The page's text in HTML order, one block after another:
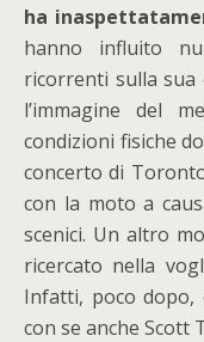
ha
hanno influito
ricorrenti sulla sua
l’immagine del
condizioni fisiche
concerto di
con la moto a
scenici. Un altro
ricercato nella
Infatti, poco
con se anche Scott